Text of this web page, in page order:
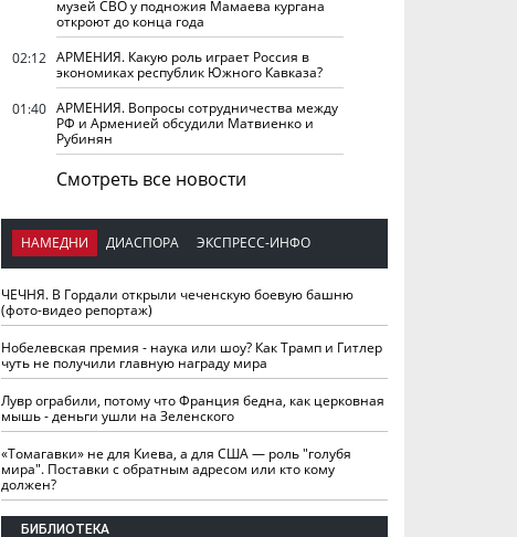
музей СВО у подножия Мамаева кургана
откроют до конца года
02:12 АРМЕНИЯ. Какую роль играет Россия в
экономиках республик Южного Кавказа?
01:40 АРМЕНИЯ. Вопросы сотрудничества между
РФ и Арменией обсудили Матвиенко и
Рубинян
Смотреть все новости
НАМЕДНИ ДИАСПОРА ЭКСПРЕСС-ИНФО
ЧЕЧНЯ. В Гордали открыли чеченскую боевую башню
(фото-видео репортаж)
Нобелевская премия - наука или шоу? Как Трамп и Гитлер
чуть не получили главную награду мира
Лувр ограбили, потому что Франция бедна, как церковная
мышь - деньги ушли на Зеленского
«Томагавки» не для Киева, а для США — роль "голубя
мира". Поставки с обратным адресом или кто кому
должен?
БИБЛИОТЕКА